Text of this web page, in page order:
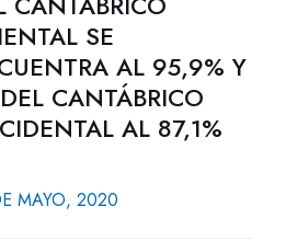
SE
AL 95,9% Y
CANTÁBRICO
AL 87,1%
MAYO, 2020